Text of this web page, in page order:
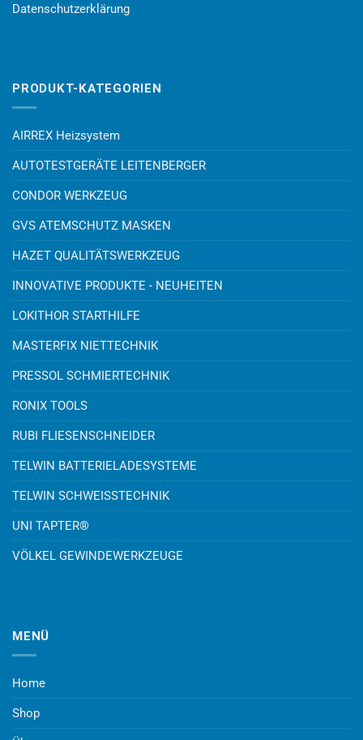
Datenschutzerklärung
PRODUKT-KATEGORIEN
AIRREX Heizsystem
AUTOTESTGERÄTE LEITENBERGER
CONDOR WERKZEUG
GVS ATEMSCHUTZ MASKEN
HAZET QUALITÄTSWERKZEUG
INNOVATIVE PRODUKTE - NEUHEITEN
LOKITHOR STARTHILFE
MASTERFIX NIETTECHNIK
PRESSOL SCHMIERTECHNIK
RONIX TOOLS
RUBI FLIESENSCHNEIDER
TELWIN BATTERIELADESYSTEME
TELWIN SCHWEISSTECHNIK
UNI TAPTER®
VÖLKEL GEWINDEWERKZEUGE
MENÜ
Home
Shop